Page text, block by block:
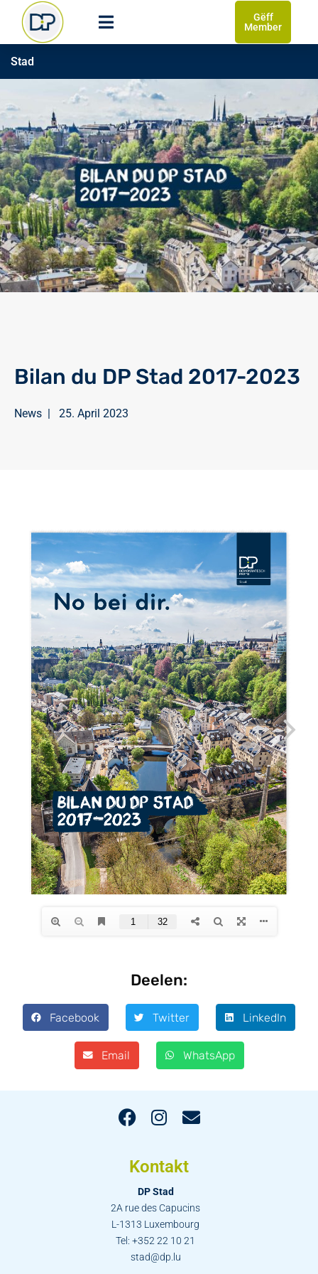
Gëff
Member
Stad
Bilan du DP Stad 2017-2023
News | 25. April 2023
Deelen:
Facebook Twitter LinkedIn
Email WhatsApp
Kontakt
DP Stad
2A rue des Capucins
L-1313 Luxembourg
Tel: +352 22 10 21
stad@dp.lu